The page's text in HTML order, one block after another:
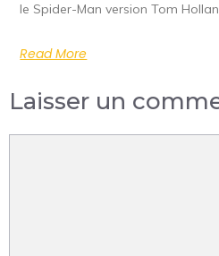
le Spider-Man version Tom
Read More
Laisser un